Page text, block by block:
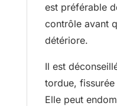
est préférable
contrôle avant
détériore.
Il est
tordue,
Elle peut